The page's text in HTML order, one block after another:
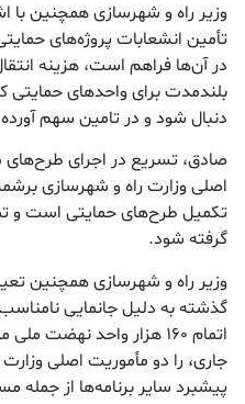
وزیر راه و شهرسازی همچنین با
تأمین انشعابات پروژه‌های
در آن‌ها فراهم است، هزینه
بلندمدت برای واحدهای حمایتی
دنبال شود و در تامین سهم
صادق، تسریع در اجرای
اصلی وزارت راه و شهرسازی
تکمیل طرح‌های حمایتی است و
گرفته شود.
وزیر راه و شهرسازی همچنین
گذشته به دلیل جانمایی
اتمام ۱۶۰ هزار واحد
جاری، را دو مأموریت اصلی
پیشبرد سایر برنامه‌ها از جمله